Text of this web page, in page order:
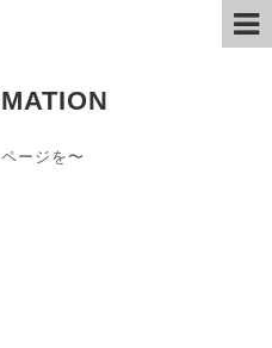
ージを〜